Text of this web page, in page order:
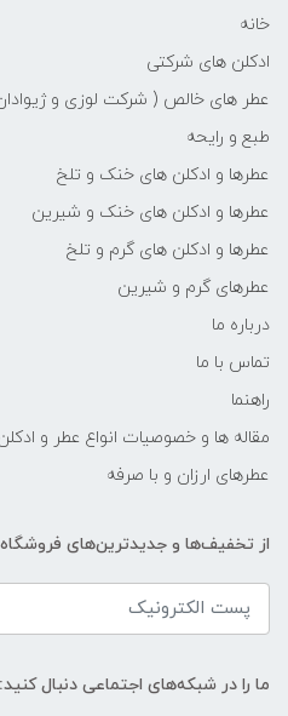
خانه
ادکلن های شرکتی
عطر های خالص ( شرکت لوزی و
طبع و رایحه
عطرها و ادکلن های خنک و تلخ
عطرها و ادکلن های خنک و شیرین
عطرها و ادکلن های گرم و تلخ
عطرهای گرم و شیرین
درباره ما
تماس با ما
راهنما
مقاله ها و خصوصیات انواع عطر و
عطرهای ارزان و با صرفه
از تخفیف‌ها و جدیدترین‌های
ما را در شبکه‌های اجتماعی دنبال کنید: